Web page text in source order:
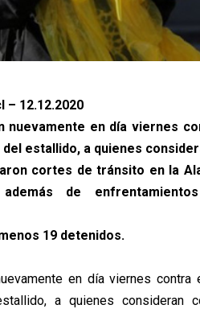
– 12.12.2020
nuevamente en día viernes
estallido, a quienes
cortes de tránsito en la
de
19 detenidos.
en día viernes
a quienes consideran